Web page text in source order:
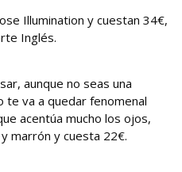
Illumination y cuestan 34€,
Inglés.
aunque no seas una
te va a quedar fenomenal
acentúa mucho los ojos,
marrón y cuesta 22€.